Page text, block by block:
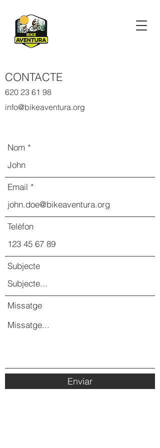
CONTACTE
620 23 61 98
info@bikeaventura.org
Nom
Email
Telèfon
Subjecte
Missatge
Enviar